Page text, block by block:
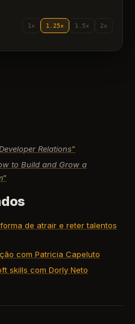
1× 1.25× 1.5× 2×
Relations”
to Build and Grow a
”
de atrair e reter talentos
com Patricia Capeluto
skills com Dorly Neto